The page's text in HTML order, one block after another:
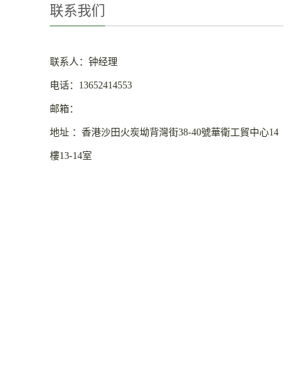
联系我们
联系人：钟经理
电话：13652414553
邮箱：
地址 ：香港沙田火炭坳背灣街38-40號華衛工貿中心14
樓13-14室